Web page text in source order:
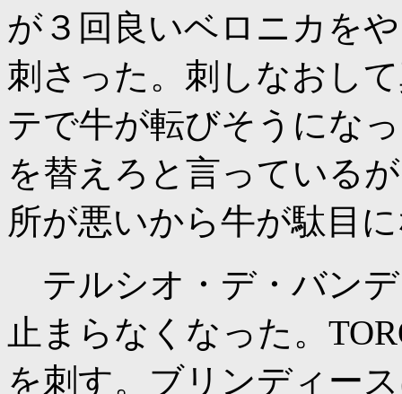
が３回良いベロニカを
刺さった。刺しなおし
テで牛が転びそうにな
を替えろと言っている
所が悪いから牛が駄目
テルシオ・デ・バン
止まらなくなった。
を刺す。ブリンディー